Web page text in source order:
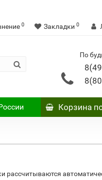
0 Закладки 0
По
Корзина
рассчитываются